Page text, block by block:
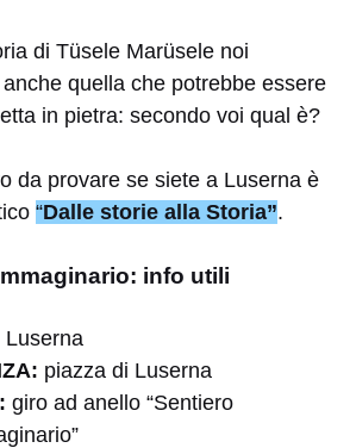
di Tüsele Marüsele noi
quella che potrebbe essere
in pietra: secondo voi qual è?
da provare se siete a Luserna è
“Dalle storie alla Storia”.
info utili
Luserna
piazza di Luserna
giro ad anello “Sentiero